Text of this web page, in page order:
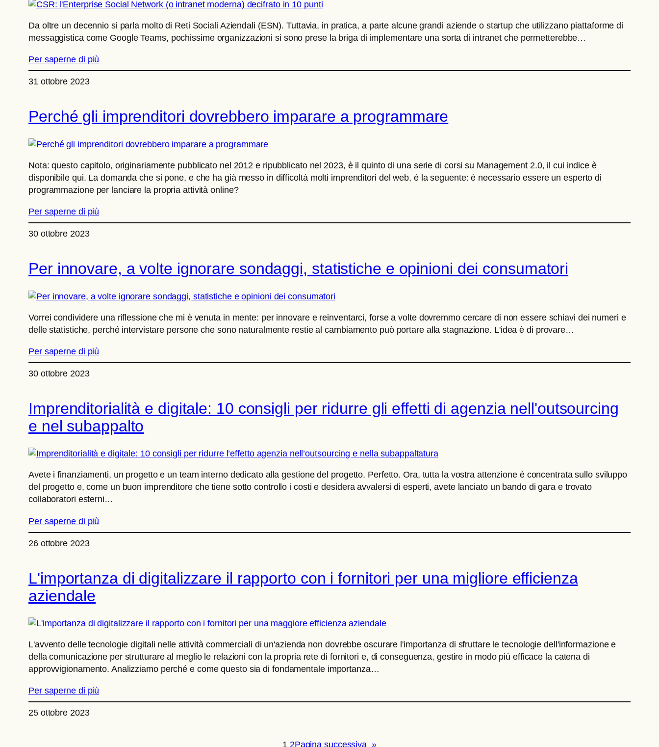
Da oltre un decennio si parla molto di Reti Sociali Aziendali (ESN). Tuttavia, in pratica, a parte alcune grandi aziende o startup che utilizzano piattaforme di
messaggistica come Google Teams, pochissime organizzazioni si sono prese la briga di implementare una sorta di intranet che permetterebbe…
Per saperne di più
31 ottobre 2023
Perché gli imprenditori dovrebbero imparare a programmare
Nota: questo capitolo, originariamente pubblicato nel 2012 e ripubblicato nel 2023, è il quinto di una serie di corsi su Management 2.0, il cui indice è
disponibile qui. La domanda che si pone, e che ha già messo in difficoltà molti imprenditori del web, è la seguente: è necessario essere un esperto di
programmazione per lanciare la propria attività online?
Per saperne di più
30 ottobre 2023
Per innovare, a volte ignorare sondaggi, statistiche e opinioni dei consumatori
Vorrei condividere una riflessione che mi è venuta in mente: per innovare e reinventarci, forse a volte dovremmo cercare di non essere schiavi dei numeri e
delle statistiche, perché intervistare persone che sono naturalmente restie al cambiamento può portare alla stagnazione. L'idea è di provare…
Per saperne di più
30 ottobre 2023
Imprenditorialità e digitale: 10 consigli per ridurre gli effetti di agenzia nell'outsourcing
e nel subappalto
Avete i finanziamenti, un progetto e un team interno dedicato alla gestione del progetto. Perfetto. Ora, tutta la vostra attenzione è concentrata sullo sviluppo
del progetto e, come un buon imprenditore che tiene sotto controllo i costi e desidera avvalersi di esperti, avete lanciato un bando di gara e trovato
collaboratori esterni…
Per saperne di più
26 ottobre 2023
L'importanza di digitalizzare il rapporto con i fornitori per una migliore efficienza
aziendale
L'avvento delle tecnologie digitali nelle attività commerciali di un'azienda non dovrebbe oscurare l'importanza di sfruttare le tecnologie dell'informazione e
della comunicazione per strutturare al meglio le relazioni con la propria rete di fornitori e, di conseguenza, gestire in modo più efficace la catena di
approvvigionamento. Analizziamo perché e come questo sia di fondamentale importanza…
Per saperne di più
25 ottobre 2023
1 2Pagina successiva »